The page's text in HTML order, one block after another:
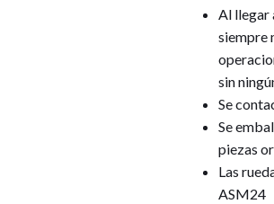
Al llegar
siempre
sin
Se
Se
piezas
Las
ASM24